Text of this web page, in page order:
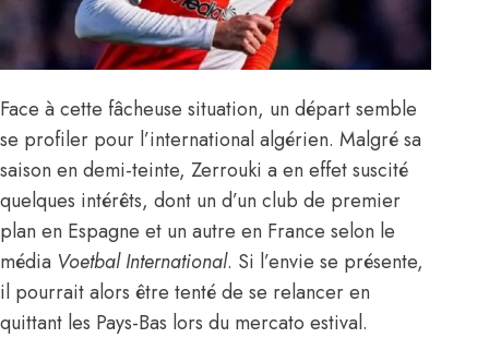
Face à cette fâcheuse situation, un départ semble
se profiler pour l’international algérien. Malgré sa
saison en demi-teinte, Zerrouki a en effet suscité
quelques intérêts, dont un d’un club de premier
plan en Espagne et un autre en France selon le
média Voetbal International. Si l’envie se présente,
il pourrait alors être tenté de se relancer en
quittant les Pays-Bas lors du mercato estival.